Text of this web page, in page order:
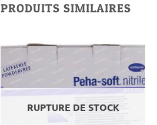
PRODUITS SIMILAIRES
RUPTURE DE STOCK